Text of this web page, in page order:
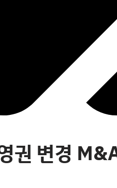
권 변경